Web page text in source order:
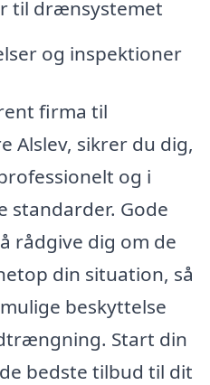
til drænsystemet
og inspektioner
firma til
Alslev, sikrer du dig,
og i
standarder. Gode
rådgive dig om de
din situation, så
beskyttelse
Start din
bedste tilbud til dit